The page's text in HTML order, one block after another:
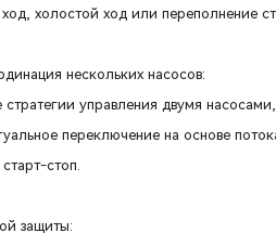
холостой ход или переполнение
нескольких насосов:
стратегии управления двумя
переключение на основе
стоп.
защиты: